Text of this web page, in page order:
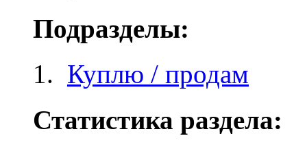
Подразделы:
Куплю / продам
Статистика раздела: